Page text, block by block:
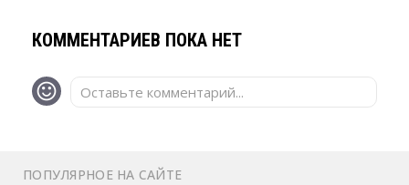
КОММЕНТАРИЕВ ПОКА НЕТ
Оставьте комментарий...
ПОПУЛЯРНОЕ НА САЙТЕ